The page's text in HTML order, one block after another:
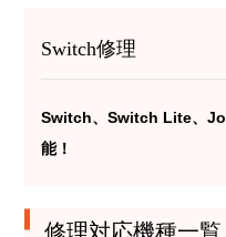
Switch修理
Switch、Switch Lite、
能！
修理対応機種一覧